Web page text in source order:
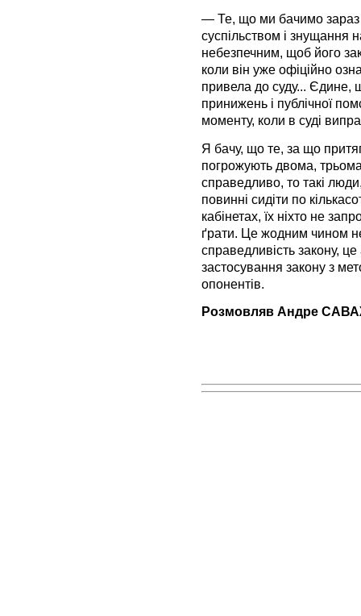
— Те, що ми бачимо зараз
суспільством і знущання
небезпечним, щоб його
коли він уже офіційно
привела до суду... Єдине,
принижень і публічної
моменту, коли в суді
Я бачу, що те, за що
погрожують двома,
справедливо, то такі
повинні сидіти по
кабінетах, їх ніхто не
ґрати. Це жодним чином
справедливість закону,
застосування закону з
опонентів.
Розмовляв Андре